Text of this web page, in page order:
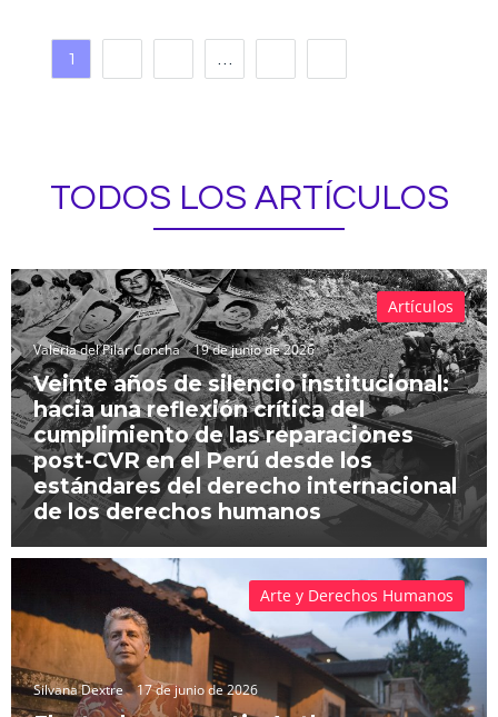
1
TODOS LOS ARTÍCULOS
Valeria del Pilar Concha 19 de junio de 2026
Veinte años de silencio institucional:
hacia una reflexión crítica del
cumplimiento de las reparaciones
post-CVR en el Perú desde los
estándares del derecho internacional
de los derechos humanos
Artículos
Silvana Dextre 17 de junio de 2026
Arte y Derechos Humanos